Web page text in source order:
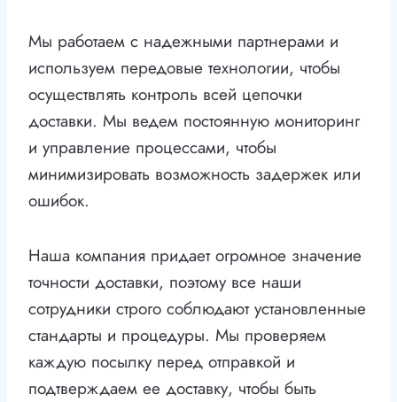
Мы работаем с надежными партнерами и
используем передовые технологии, чтобы
осуществлять контроль всей цепочки
доставки. Мы ведем постоянную мониторинг
и управление процессами, чтобы
минимизировать возможность задержек или
ошибок.
Наша компания придает огромное значение
точности доставки, поэтому все наши
сотрудники строго соблюдают установленные
стандарты и процедуры. Мы проверяем
каждую посылку перед отправкой и
подтверждаем ее доставку, чтобы быть